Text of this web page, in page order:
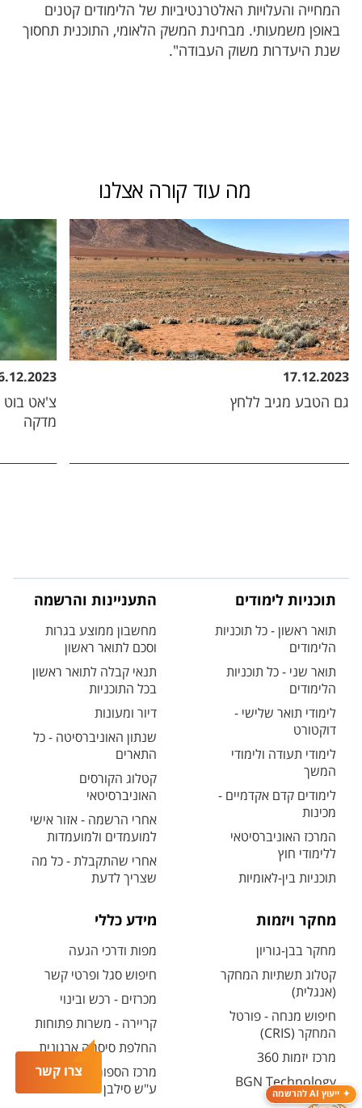
צרו קשר
ייעוץ AI להרשמה
המחייה והעלויות האלטרנטיביות של הלימודים קטנים
באופן משמעותי. מבחינת המשק הלאומי, התוכנית תחסוך
שנת היעדרות משוק העבודה".
מה עוד קורה אצלנו
17.12.2023
גם הטבע מגיב ללחץ
צ'אט בוט
מדקה
תוכניות לימודים
תואר ראשון - כל תוכניות
הלימודים
תואר שני - כל תוכניות
הלימודים
לימודי תואר שלישי -
דוקטורט
לימודי תעודה ולימודי
המשך
לימודים קדם אקדמיים -
מכינות
המרכז האוניברסיטאי
ללימודי חוץ
תוכניות בין-לאומיות
התעניינות והרשמה
מחשבון ממוצע בגרות
וסכם לתואר ראשון
תנאי קבלה לתואר ראשון
בכל התוכניות
דיור ומעונות
שנתון האוניברסיטה - כל
התארים
קטלוג הקורסים
האוניברסיטאי
אחרי הרשמה - אזור אישי
למועמדים ולמועמדות
אחרי שהתקבלת - כל מה
שצריך לדעת
מחקר ויזמות
מחקר בבן-גוריון
קטלוג תשתיות המחקר
(אנגלית)
חיפוש מנחה - פורטל
המחקר (CRIS)
מרכז יזמות 360
BGN Technology
Transfer
מידע כללי
מפות ודרכי הגעה
חיפוש סגל ופרטי קשר
מכרזים - רכש ובינוי
קריירה - משרות פתוחות
החלפת סיסמה ארגונית
מרכז הספורט והנופש
ע"ש סילבן אדמס